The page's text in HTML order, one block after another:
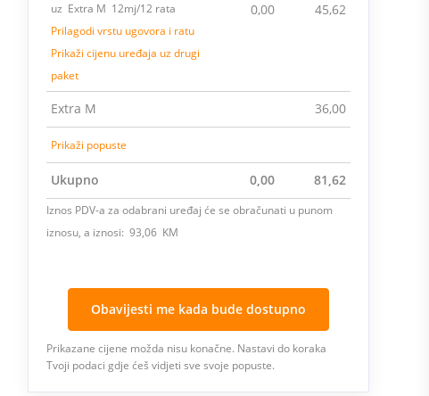
uz Extra M 12mj/12 rata
Prilagodi vrstu ugovora i ratu
Prikaži cijenu uređaja uz drugi
paket
0,00 45,62
Extra M 36,00
Prikaži popuste
Ukupno 0,00 81,62
Iznos PDV-a za odabrani uređaj će se obračunati u punom
iznosu, a iznosi: 93,06 KM
Obavijesti me kada bude dostupno
Prikazane cijene možda nisu konačne. Nastavi do koraka
Tvoji podaci gdje ćeš vidjeti sve svoje popuste.